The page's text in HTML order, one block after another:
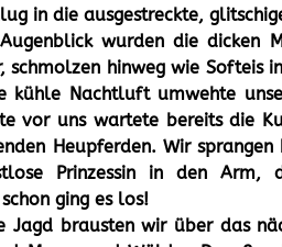
in die ausgestreckte,
wurden die dicken
schmolzen hinweg wie Softeis
kühle Nachtluft umwehte
vor uns wartete bereits die
Heupferden. Wir
Prinzessin in den
ging es los!
Jagd brausten wir über das